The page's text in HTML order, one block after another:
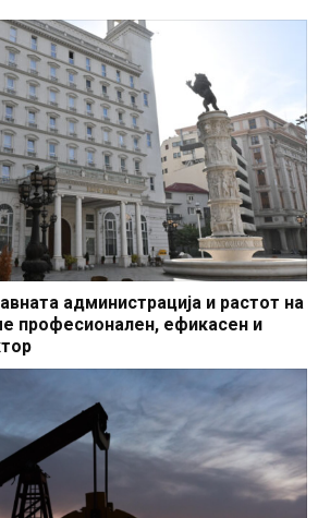
администрација и растот на
професионален, ефикасен и